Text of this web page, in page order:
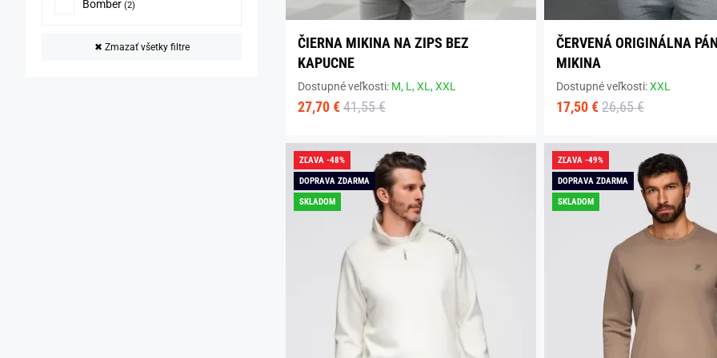
Bomber (2)
✖ Zmazať všetky filtre
ČIERNA MIKINA NA ZIPS BEZ
KAPUCNE
Dostupné veľkosti: M, L,XL,XXL
27,70 € 41,55 €
ČERVENÁ ORIGINÁLNA
MIKINA
Dostupné veľkosti:XXL
17,50 € 26,65 €
ZĽAVA -48%
DOPRAVA ZDARMA
SKLADOM
ZĽAVA -49%
DOPRAVA ZDARMA
SKLADOM